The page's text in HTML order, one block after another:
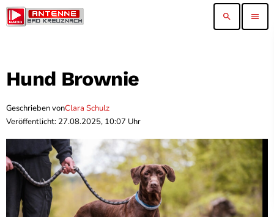
search menu
Hund Brownie
Geschrieben vonClara Schulz
Veröffentlicht: 27.08.2025, 10:07 Uhr